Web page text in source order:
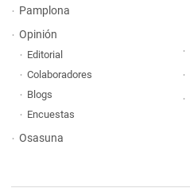
Pamplona
Opinión
Editorial
Colaboradores
Blogs
Encuestas
Osasuna